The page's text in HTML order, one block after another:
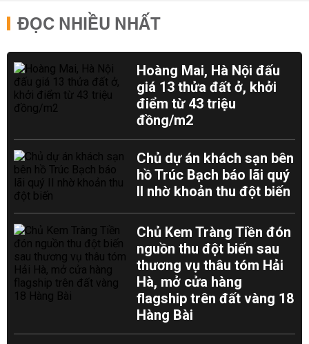
ĐỌC NHIỀU NHẤT
Hoàng Mai, Hà Nội đấu
giá 13 thửa đất ở, khởi
điểm từ 43 triệu
đồng/m2
Chủ dự án khách sạn bên
hồ Trúc Bạch báo lãi quý
II nhờ khoản thu đột biến
Chủ Kem Tràng Tiền đón
nguồn thu đột biến sau
thương vụ thâu tóm Hải
Hà, mở cửa hàng
flagship trên đất vàng 18
Hàng Bài